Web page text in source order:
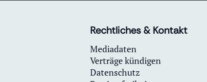
Rechtliches & Kontakt
Mediadaten
Verträge kündigen
Datenschutz